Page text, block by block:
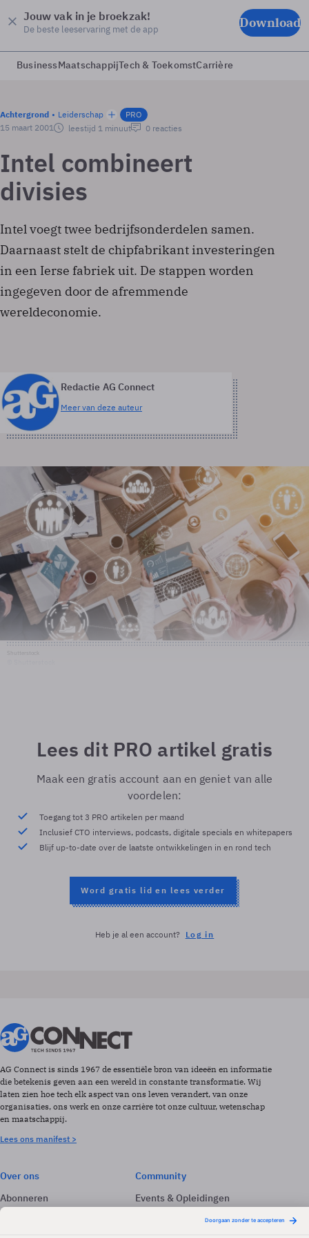
Jouw vak in je broekzak!
De beste leeservaring met de app Download
BusinessMaatschappijTech & ToekomstCarrière
Achtergrond Leiderschap
PRO
15 maart 2001
leestijd 1 minuut 0 reacties
Intel combineert
divisies
Intel voegt twee bedrijfsonderdelen samen.
Daarnaast stelt de chipfabrikant investeringen
in een Ierse fabriek uit. De stappen worden
ingegeven door de afremmende
wereldeconomie.
Redactie AG Connect
Meer van deze auteur
Lees dit PRO artikel gratis
Maak een gratis account aan en geniet van alle
voordelen:
Toegang tot 3 PRO artikelen per maand
Inclusief CTO interviews, podcasts, digitale specials en whitepapers
Blijf up-to-date over de laatste ontwikkelingen in en rond tech
Word gratis lid en lees verder
Heb je al een account? Log in
AG Connect is sinds 1967 de essentiële bron van ideeën en informatie
die betekenis geven aan een wereld in constante transformatie. Wij
laten zien hoe tech elk aspect van ons leven verandert, van onze
organisaties, ons werk en onze carrière tot onze cultuur, wetenschap
en maatschappij.
Lees ons manifest >
Over ons
Abonneren
Adverteren
Community
Events & Opleidingen